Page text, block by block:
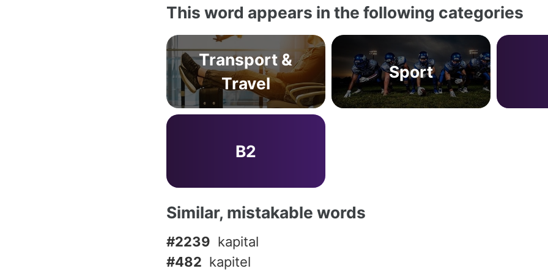
This word appears in the following categories
Transport &
Travel
Sport
B2
Similar, mistakable words
#2239 kapital
#482 kapitel